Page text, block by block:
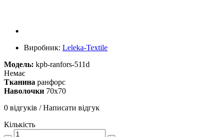
Виробник: Leleka-Textile
Модель: kpb-ranfors-511d
Немає
Тканина ранфорс
Наволочки 70х70
0 відгуків /Написати відгук
Кількість